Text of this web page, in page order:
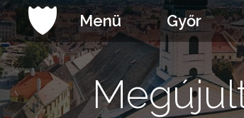
Ugrás
a
tartalomhoz
Menü Győr